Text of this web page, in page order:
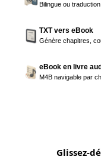
Bilingue ou
TXT vers eBook
Génère chapitres,
eBook en livre
M4B navigable par
Glissez-